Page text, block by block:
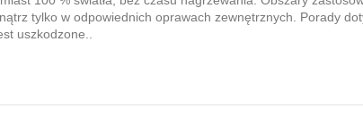
tylko w odpowiednich oprawach zewnętrznych. Porady
uszkodzone..